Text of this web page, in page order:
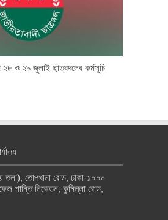
ও ২৯ জুলাই ছাত্রদলের কর্মসূচি
তোপখানা রোড, ঢাকা-১০০০
শান্তি নিকেতন, কুমিল্লা রোড,